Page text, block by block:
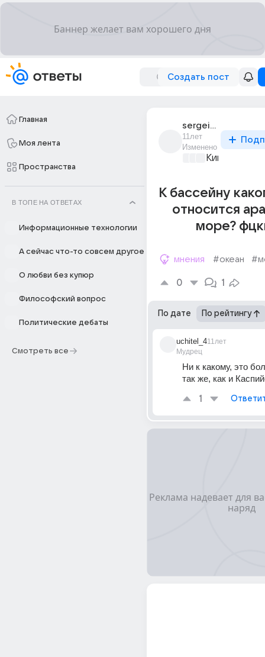
Создать пост
Главная
Моя лента
Пространства
В ТОПЕ НА ОТВЕТАХ
Информационные технологии
А сейчас что-то совсем другое
О любви без купюр
Философский вопрос
Политические дебаты
Смотреть все
sergei_oblozhenko
11лет
Изменено
Киномания
К бассейну
относится
море?
мнения #океан
0 1
По дате По рейтингу
uchitel_4
Мудрец
11лет
Ни к какому, это
так же, как и
1